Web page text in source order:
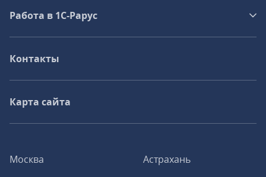
Москва
Астрахань
Работа в 1С‑Рарус
Контакты
Карта сайта